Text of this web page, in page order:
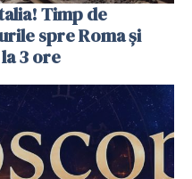
Timp de
spre Roma și
3 ore